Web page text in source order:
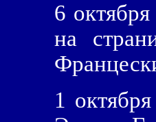
6
на
1